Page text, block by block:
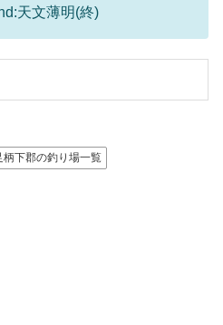
天文薄明(終)
柄下郡の釣り場一覧